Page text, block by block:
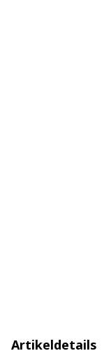
Artikeldetails